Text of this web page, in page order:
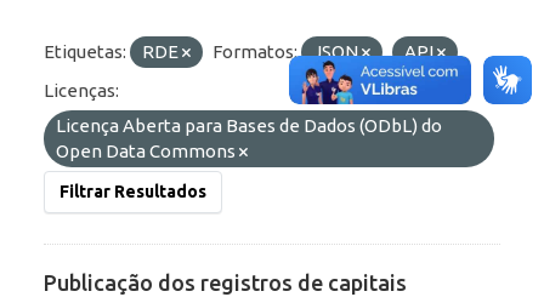
Etiquetas: RDE Formatos: JSON
API
Licenças:
Licença Aberta para Bases de Dados (ODbL) do
Open Data Commons
Filtrar Resultados
Publicação dos registros de capitais